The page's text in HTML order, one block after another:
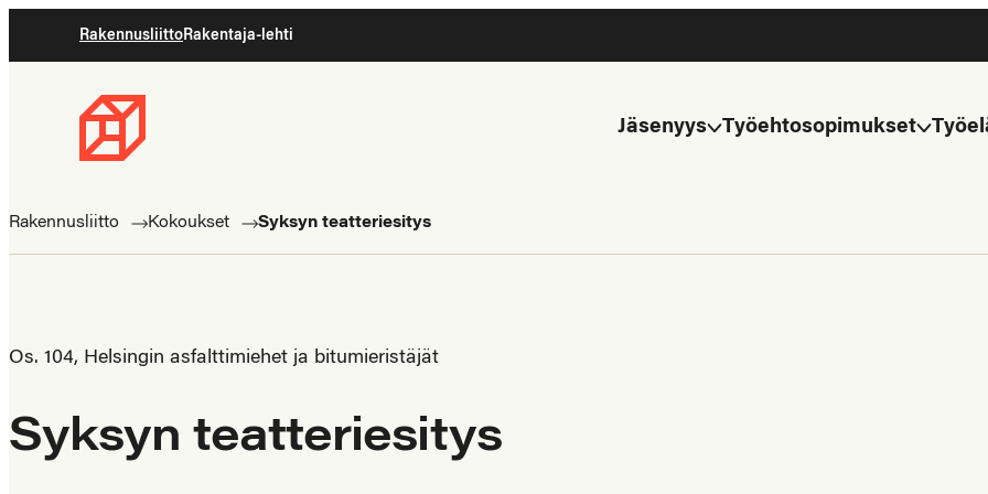
suoraan
RakennusliittoRakentaja-lehti
Rakennusliitto
ammattilaisten
Jäsenyys Työehtosopimukset
Rakennusliitto Kokoukset Syksyn teatteriesitys
Os. 104, Helsingin asfalttimiehet ja bitumieristäjät
Syksyn teatteriesitys